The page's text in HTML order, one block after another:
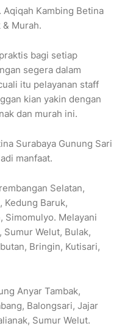
Kambing Betina
& Murah.
bagi setiap
segera dalam
itu pelayanan staff
kian yakin dengan
dan murah ini.
Surabaya Gunung Sari
manfaat.
Selatan,
Kedung Baruk,
Simomulyo. Melayani
Sumur Welut, Bulak,
Bringin, Kutisari,
Anyar Tambak,
Balongsari, Jajar
Sumur Welut.